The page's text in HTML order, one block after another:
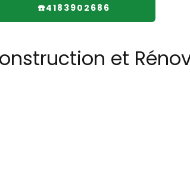
☎️4183902686
et